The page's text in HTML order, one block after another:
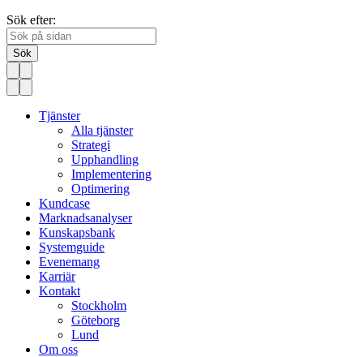
Sök efter:
Sök
Tjänster
Alla tjänster
Strategi
Upphandling
Implementering
Optimering
Kundcase
Marknadsanalyser
Kunskapsbank
Systemguide
Evenemang
Karriär
Kontakt
Stockholm
Göteborg
Lund
Om oss